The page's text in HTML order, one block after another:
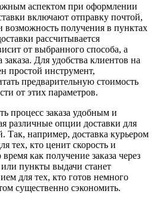
аспектом при оформлении
включают отправку почтой,
возможность получения в пунктах
рассчитывается
от выбранного способа, а
Для удобства клиентов на
простой инструмент,
предварительную стоимость
от этих параметров.
процесс заказа удобным и
различные опции доставки для
Так, например, доставка курьером
тех, кто ценит скорость и
как получение заказа через
пункты выдачи станет
для тех, кто готов немного
существенно сэкономить.